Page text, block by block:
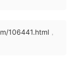
106441.html ，